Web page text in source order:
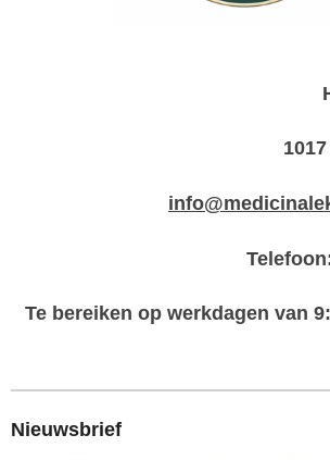
Te bereiken op werkdagen van
Nieuwsbrief